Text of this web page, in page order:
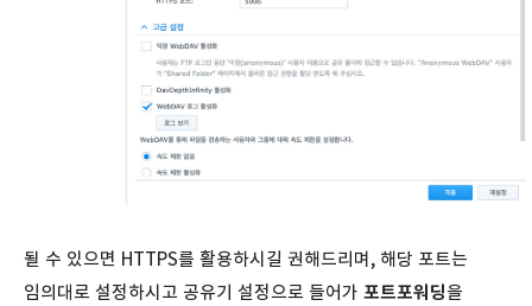
될 수 있으면 HTTPS를 활용하시길 권해드리며, 해당 포트는
임의대로 설정하시고 공유기 설정으로 들어가 포트포워딩을